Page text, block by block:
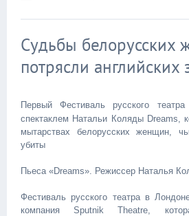
Судьбы белорусских
потрясли английских
Первый Фестиваль русского
спектаклем Натальи Коляды Dreams,
мытарствах белорусских женщин,
убиты
Пьеса «Dreams». Режиссер Наталья
Фестиваль русского театра в
компания Sputnik Theatre,